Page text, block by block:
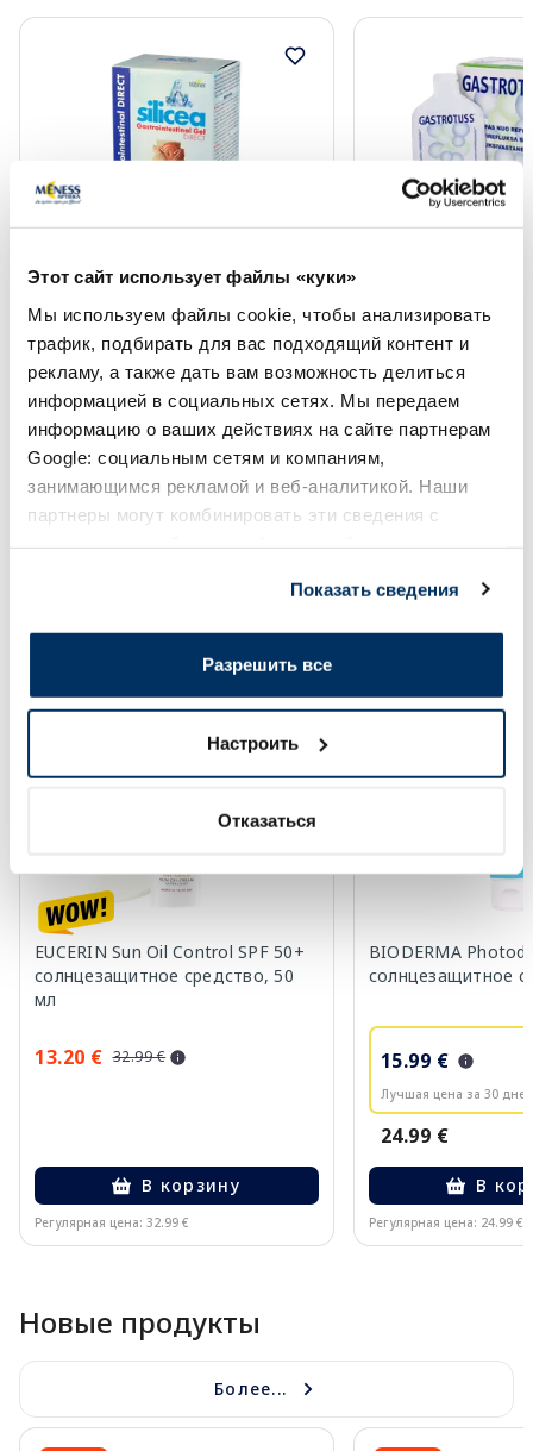
Этот сайт использует файлы «куки»
Мы используем файлы cookie, чтобы анализировать
трафик, подбирать для вас подходящий контент и
рекламу, а также дать вам возможность делиться
информацией в социальных сетях. Мы передаем
информацию о ваших действиях на сайте партнерам
Google: социальным сетям и компаниям,
занимающимся рекламой и веб-аналитикой. Наши
партнеры могут комбинировать эти сведения с
Показать сведения
Разрешить все
Настроить
Отказаться
SILICEA Gastro Gels Direct 15 мл
16.79 €
В корзину
20.49 €
Page 1 of 10
Солнечная защита летом ☀️
Более...
EUCERIN Sun Oil Control SPF 50+
солнцезащитное средство, 50
мл
13.20 € 32.99 €
В корзину
Регулярная цена: 32.99 €
BIODERMA
солнцезащитное
15.99 €
Лучшая цена за 30
24.99 €
В
Регулярная цена: 24.99 €
Новые продукты
Более...